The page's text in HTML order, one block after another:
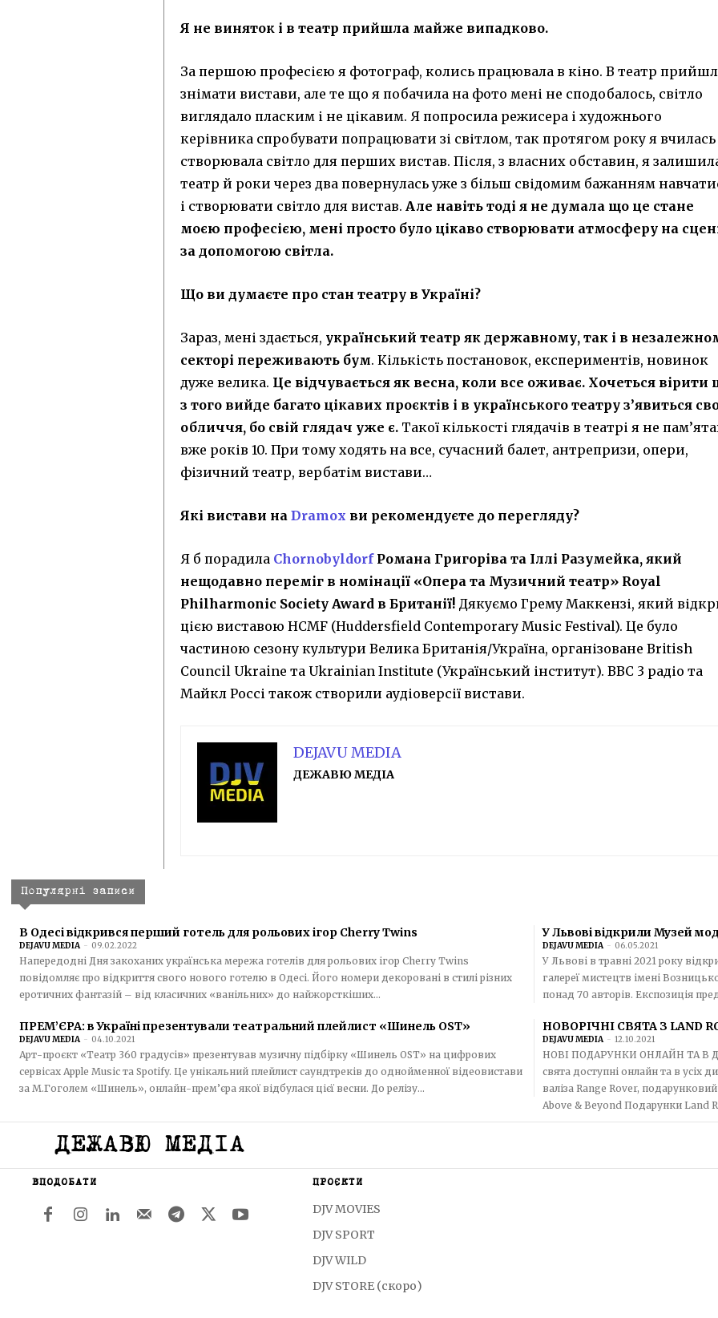
Я не виняток і в театр прийшла майже випадково.
За першою професією я фотограф, колись працювала в кіно. В театр
знімати вистави, але те що я побачила на фото мені не сподобалось, світло
виглядало пласким і не цікавим. Я попросила режисера і художнього
керівника спробувати попрацювати зі світлом, так протягом року я вчилась
створювала світло для перших вистав. Після, з власних обставин, я
театр й роки через два повернулась уже з більш свідомим бажанням
і створювати світло для вистав.Але навіть тоді я не думала що це стане
моєю професією, мені просто було цікаво створювати атмосферу на
за допомогою світла.
Що ви думаєте про стан театру в Україні?
Зараз, мені здається, український театр як державному, так і в
секторі переживають бум. Кількість постановок, експериментів, новинок
дуже велика. Це відчувається як весна, коли все оживає. Хочеться вірити
з того вийде багато цікавих проєктів і в українського театру з’явиться
обличчя, бо свій глядач уже є. Такої кількості глядачів в театрі я не
вже років 10. При тому ходять на все, сучасний балет, антрепризи, опери,
фізичний театр, вербатім вистави…
Які вистави наDramox ви рекомендуєте до перегляду?
Я б порадила ChornobyldorfРомана Григоріва та Іллі Разумейка, який
нещодавно переміг в номінації «Опера та Музичний театр» Royal
Philharmonic Society Award в Британії! Дякуємо Грему Маккензі, який
цією виставою HCMF (Huddersfield Contemporary Music Festival). Це було
частиною сезону культури Велика Британія/Україна, організоване British
Council Ukraine та Ukrainian Institute (Український інститут). BBC 3 радіо та
Майкл Россі також створили аудіоверсії вистави.
DEJAVU MEDIA
ДЕЖАВЮ МЕДІА
Популярні записи
В Одесі відкрився перший готель для рольових ігор Cherry Twins
DEJAVU MEDIA - 09.02.2022
Напередодні Дня закоханих українська мережа готелів для рольових ігор Cherry Twins
повідомляє про відкриття свого нового готелю в Одесі. Його номери декоровані в стилі різних
еротичних фантазій – від класичних «ванільних» до найжорсткіших...
У Львові відкрили Музей
DEJAVU MEDIA - 06.05.2021
У Львові в травні 2021 року
галереї мистецтв імені Возницького. Музей має сім залів, у яких виставили майже 200
понад 70 авторів. Експозиція
ПРЕМ’ЄРА: в Україні презентували театральний плейлист «Шинель OST»
DEJAVU MEDIA - 04.10.2021
Арт-проєкт «Театр 360 градусів» презентував музичну підбірку «Шинель OST» на цифрових
сервісах Apple Music та Spotify. Це унікальний плейлист саундтреків до однойменної відеовистави
за М.Гоголем «Шинель», онлайн-прем’єра якої відбулася цієї весни. До релізу...
НОВОРІЧНІ СВЯТА З LAND
DEJAVU MEDIA - 12.10.2021
НОВІ ПОДАРУНКИ ОНЛАЙН ТА В ДИЛЕРСЬКИХ ЦЕНТРАХ
свята доступні онлайн та в усіх
валіза Range Rover,
Above & Beyond Подарунки Land
ДЕЖАВЮ МЕДІА
ВПОДОБАТИ ПРОЄКТИ
DJV MOVIES
DJV SPORT
DJV WILD
DJV STORE (скоро)